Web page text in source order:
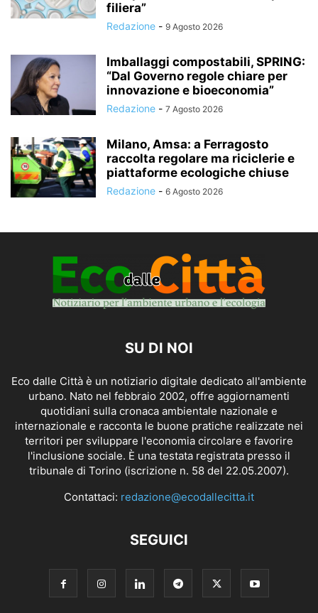
filiera”
Redazione - 9 Agosto 2026
Imballaggi compostabili, SPRING:
“Dal Governo regole chiare per
innovazione e bioeconomia”
Redazione - 7 Agosto 2026
Milano, Amsa: a Ferragosto
raccolta regolare ma riciclerie e
piattaforme ecologiche chiuse
Redazione - 6 Agosto 2026
SU DI NOI
Eco dalle Città è un notiziario digitale dedicato all'ambiente
urbano. Nato nel febbraio 2002, offre aggiornamenti
quotidiani sulla cronaca ambientale nazionale e
internazionale e racconta le buone pratiche realizzate nei
territori per sviluppare l'economia circolare e favorire
l'inclusione sociale. È una testata registrata presso il
tribunale di Torino (iscrizione n. 58 del 22.05.2007).
Contattaci: redazione@ecodallecitta.it
SEGUICI